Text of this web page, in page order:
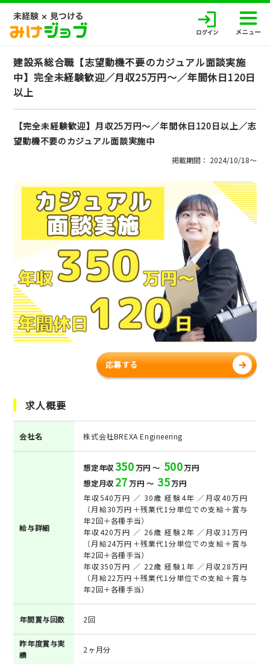
建設系総合職【志望動機不要のカジュアル面談実施
中】完全未経験歓迎／月収25万円～／年間休日120日
以上
【完全未経験歓迎】月収25万円～／年間休日120日以上／志
望動機不要のカジュアル面談実施中
掲載期間： 2024/10/18〜
応募する
求人概要
会社名 株式会社BREXA Engineering
給与詳細
想定年収350万円 ～ 500万円
想定月収 27万円 ～ 35万円
年収540万円 ／ 30歳 経験4年 ／月収40万円
（月給30万円＋残業代1分単位での支給＋賞与
年2回＋各種手当）
年収420万円 ／ 26歳 経験2年 ／月収31万円
（月給24万円＋残業代1分単位での支給＋賞与
年2回＋各種手当）
年収350万円 ／ 22歳 経験1年 ／月収28万円
（月給22万円＋残業代1分単位での支給＋賞与
年2回＋各種手当）
年間賞与回数 2回
昨年度賞与実
績
2ヶ月分